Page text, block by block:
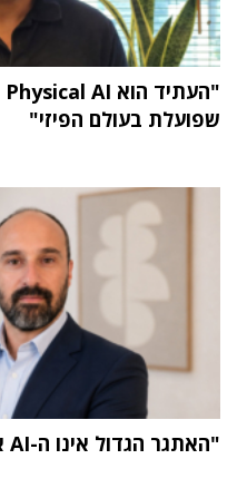
שפועלת בעולם הפיזי"
"האתגר הגדול אינו ה-AI אלא הטמעתה בארגון"